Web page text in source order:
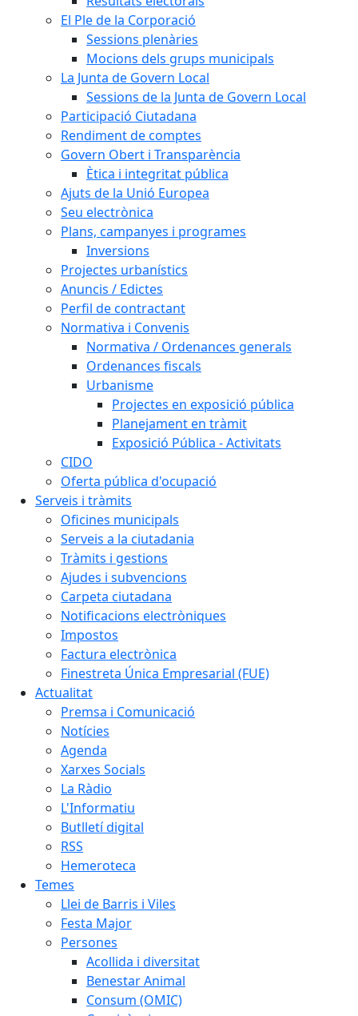
El Ple de la Corporació
Sessions plenàries
Mocions dels grups municipals
La Junta de Govern Local
Sessions de la Junta de Govern Local
Participació Ciutadana
Rendiment de comptes
Govern Obert i Transparència
Ètica i integritat pública
Ajuts de la Unió Europea
Seu electrònica
Plans, campanyes i programes
Inversions
Projectes urbanístics
Anuncis / Edictes
Perfil de contractant
Normativa i Convenis
Normativa / Ordenances generals
Ordenances fiscals
Urbanisme
Projectes en exposició pública
Planejament en tràmit
Exposició Pública - Activitats
CIDO
Oferta pública d'ocupació
Serveis i tràmits
Oficines municipals
Serveis a la ciutadania
Tràmits i gestions
Ajudes i subvencions
Carpeta ciutadana
Notificacions electròniques
Impostos
Factura electrònica
Finestreta Única Empresarial (FUE)
Actualitat
Premsa i Comunicació
Notícies
Agenda
Xarxes Socials
La Ràdio
L'Informatiu
Butlletí digital
RSS
Hemeroteca
Temes
Llei de Barris i Viles
Festa Major
Persones
Acollida i diversitat
Benestar Animal
Consum (OMIC)